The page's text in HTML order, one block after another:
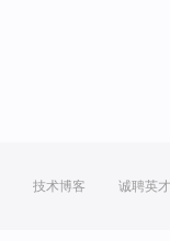
技术博客 诚聘英才